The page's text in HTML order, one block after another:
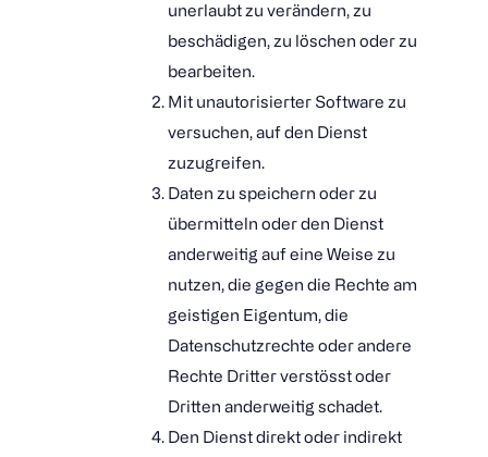
unerlaubt zu verändern, zu
beschädigen, zu löschen oder zu
bearbeiten.
Mit unautorisierter Software zu
versuchen, auf den Dienst
zuzugreifen.
Daten zu speichern oder zu
übermitteln oder den Dienst
anderweitig auf eine Weise zu
nutzen, die gegen die Rechte am
geistigen Eigentum, die
Datenschutzrechte oder andere
Rechte Dritter verstösst oder
Dritten anderweitig schadet.
Den Dienst direkt oder indirekt